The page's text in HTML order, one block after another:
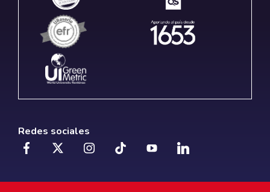
Redes sociales